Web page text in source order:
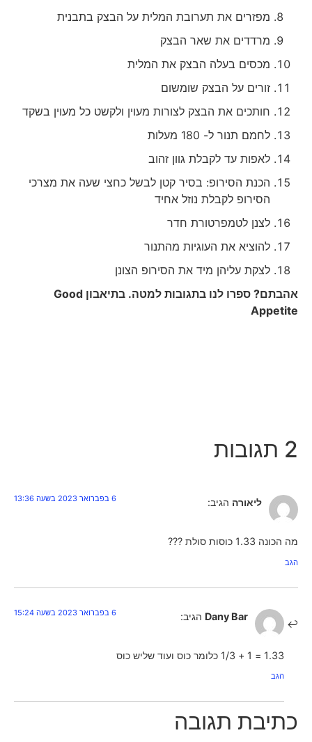
מפזרים את תערובת המלית על הבצק בתבנית
מרדדים את שאר הבצק
מכסים בעלה הבצק את המלית
זורים על הבצק שומשום
חותכים את הבצק לצורות מעוין ולקשט כל מעוין בשקד
לחמם תנור ל- 180 מעלות
לאפות עד לקבלת גוון זהוב
הכנת הסירופ: בסיר קטן לבשל כחצי שעה את מצרכי
הסירופ לקבלת נוזל אחיד
לצנן לטמפרטורת חדר
להוציא את העוגיות מהתנור
לצקת עליהן מיד את הסירופ הצונן
אהבתם? ספרו לנו בתגובות למטה. בתיאבוןGood
Appetite
ליאורה הגיב:
מה הכונה 1.33 כוסות סולת ???
Dany Bar הגיב:
1.33 = 1 + 1/3 כלומר כוס ועוד שליש כוס
כתיבת תגובה